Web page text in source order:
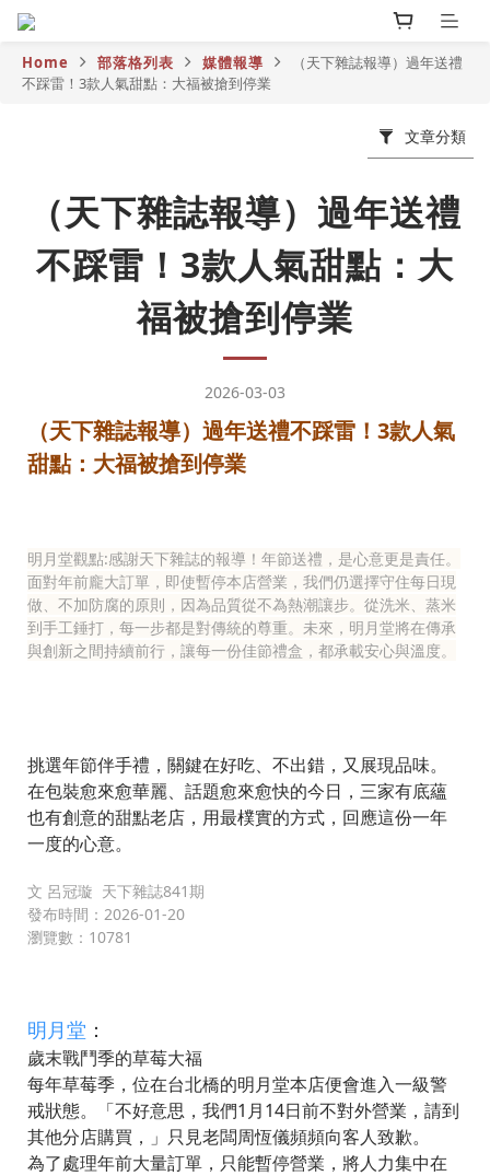
Home 部落格列表 媒體報導
（天下雜誌報導）過年送禮
不踩雷！3款人氣甜點：大福被搶到停業
文章分類
（天下雜誌報導）過年送禮
不踩雷！3款人氣甜點：大
福被搶到停業
2026-03-03
（天下雜誌報導）過年送禮不踩雷！3款人氣
甜點：大福被搶到停業
明月堂觀點:感謝天下雜誌的報導！年節送禮，是心意更是責任。
面對年前龐大訂單，即使暫停本店營業，我們仍選擇守住每日現
做、不加防腐的原則，因為品質從不為熱潮讓步。從洗米、蒸米
到手工錘打，每一步都是對傳統的尊重。未來，明月堂將在傳承
與創新之間持續前行，讓每一份佳節禮盒，都承載安心與溫度。
挑選年節伴手禮，關鍵在好吃、不出錯，又展現品味。
在包裝愈來愈華麗、話題愈來愈快的今日，三家有底蘊
也有創意的甜點老店，用最樸實的方式，回應這份一年
一度的心意。
文 呂冠璇 天下雜誌841期
發布時間：2026-01-20
瀏覽數：10781
明月堂 ：
歲末戰鬥季的草莓大福
每年草莓季，位在台北橋的明月堂本店便會進入一級警
戒狀態。「不好意思，我們1月14日前不對外營業，請到
其他分店購買，」只見老闆周恆儀頻頻向客人致歉。
為了處理年前大量訂單，只能暫停營業，將人力集中在